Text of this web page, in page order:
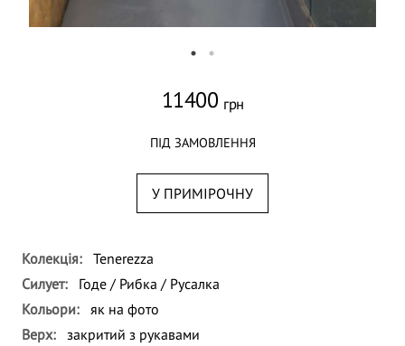
11400 грн
ПІД ЗАМОВЛЕННЯ
У ПРИМІРОЧНУ
Колекція: Tenerezza
Силует:
Годе / Рибка / Русалка
Кольори: як на фото
Верх: закритий з рукавами